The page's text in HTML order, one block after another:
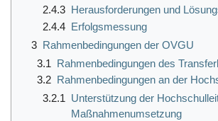
2.4.3 Herausforderungen und
2.4.4 Erfolgsmessung
3 Rahmenbedingungen der OVGU
3.1 Rahmenbedingungen des
3.2 Rahmenbedingungen an der
3.2.1 Unterstützung der
Maßnahmenumsetzung